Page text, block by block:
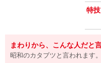
特技
まわりから、こんな人だと
昭和のカタブツと言われます。